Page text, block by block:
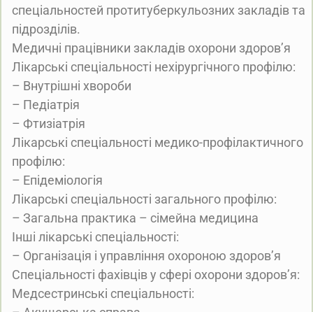
спеціальностей протитуберкульозних закладів та
підрозділів.
Медичні працівники закладів охорони здоров’я
Лікарські спеціальності нехірургічного профілю:
– Внутрішні хвороби
– Педіатрія
– Фтизіатрія
Лікарські спеціальності медико-профілактичного
профілю:
– Епідеміологія
Лікарські спеціальності загального профілю:
– Загальна практика – сімейна медицина
Інші лікарські спеціальності:
– Організація і управління охороною здоров’я
Спеціальності фахівців у сфері охорони здоров’я:
Медсестринські спеціальності: